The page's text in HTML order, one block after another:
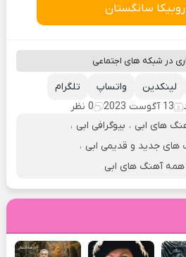
روبیکا سانگستان
در شبکه های اجتماعی
تلگرام واتساپ لینکدین
13 آگوست 2023
0 نظر
های ابی ، بیوگرافی ابی ،
های جدید و قدیمی ابی ،
همه آهنگ های ابی